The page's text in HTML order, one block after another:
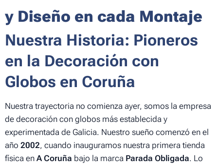
y Diseño en cada Montaje
Nuestra Historia: Pioneros
en la Decoración con
Globos en Coruña
Nuestra trayectoria no comienza ayer, somos la empresa
de decoración con globos más establecida y
experimentada de Galicia. Nuestro sueño comenzó en el
año 2002, cuando inauguramos nuestra primera tienda
física en A Coruña bajo la marca Parada Obligada. Lo